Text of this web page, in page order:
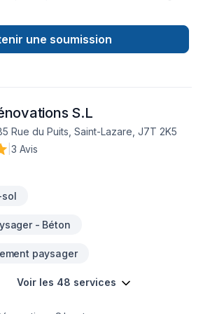
son service de qualité, offrant des
adaptées aux besoins
une soumission
S.L
Rue du Puits, Saint-Lazare, J7T 2K5
3 Avis
- Béton
paysager
Voir les 48 services